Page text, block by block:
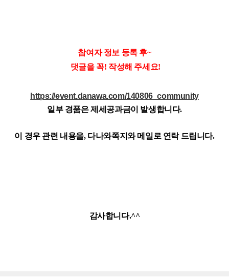
참여자 정보 등록 후~
댓글을 꼭! 작성해 주세요!
https://event.danawa.com/140806_community
일부 경품은 제세공과금이 발생합니다.
이 경우 관련 내용을, 다나와쪽지와 메일로 연락 드립니다.
감사합니다.^^